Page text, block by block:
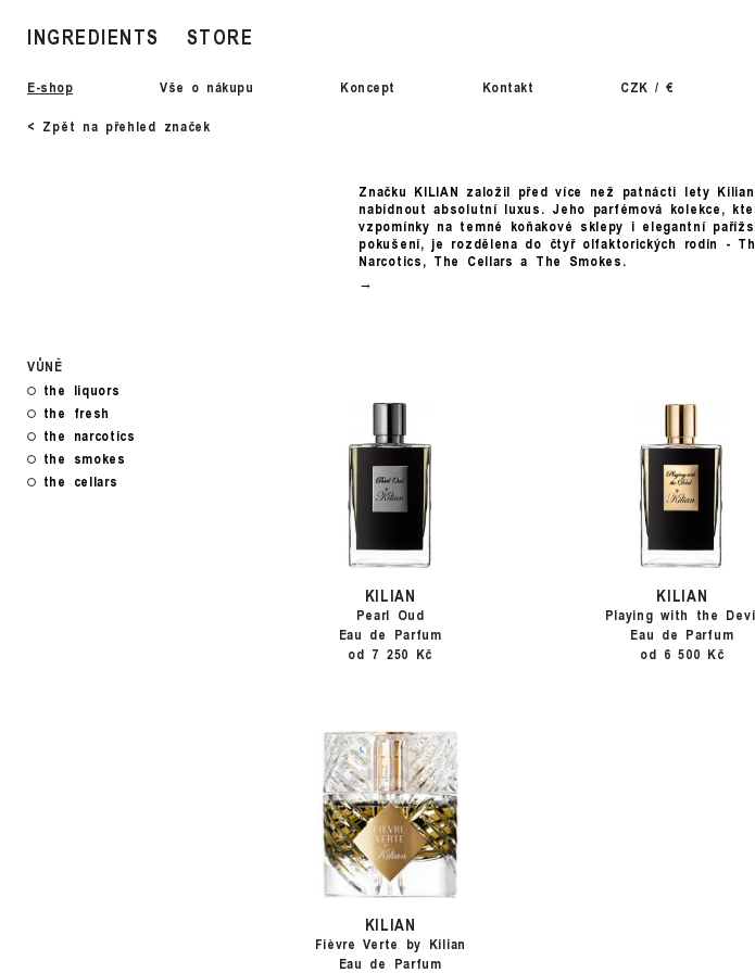
INGREDIENTS STORE
E-shop Vše o nákupu Koncept Kontakt CZK / €
< Zpět na přehled značek
Značku KILIAN založil před více než patnácti lety
nabídnout absolutní luxus. Jeho parfémová kolekce,
vzpomínky na temné koňakové sklepy i elegantní
pokušení, je rozdělena do čtyř olfaktorických rodin -
Narcotics, The Cellars a The Smokes.
VŮNĚ
the liquors
the fresh
the narcotics
the smokes
the cellars
KILIAN
Pearl Oud
Eau de Parfum
od 7 250 Kč
KILIAN
Playing with the
Eau de Parfum
od 6 500 Kč
KILIAN
Fièvre Verte by Kilian
Eau de Parfum